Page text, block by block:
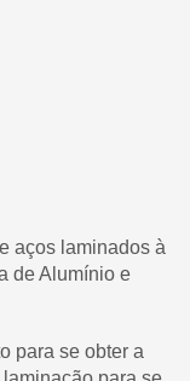
aços laminados à
de Alumínio e
para se obter a